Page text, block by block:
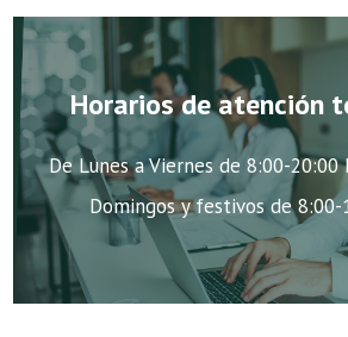
Horarios de atención
De Lunes a Viernes de 8:00-20:00
Domingos y festivos de 8:00-